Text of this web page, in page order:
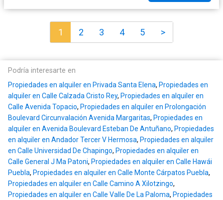
1 2 3 4 5 >
Podría interesarte en
Propiedades en alquiler en Privada Santa Elena, Propiedades en
alquiler en Calle Calzada Cristo Rey, Propiedades en alquiler en
Calle Avenida Topacio, Propiedades en alquiler en Prolongación
Boulevard Circunvalación Avenida Margaritas, Propiedades en
alquiler en Avenida Boulevard Esteban De Antuñano, Propiedades
en alquiler en Andador Tercer V Hermosa, Propiedades en alquiler
en Calle Universidad De Chapingo, Propiedades en alquiler en
Calle General J Ma Patoni, Propiedades en alquiler en Calle Hawái
Puebla, Propiedades en alquiler en Calle Monte Cárpatos Puebla,
Propiedades en alquiler en Calle Camino A Xilotzingo,
Propiedades en alquiler en Calle Valle De La Paloma, Propiedades